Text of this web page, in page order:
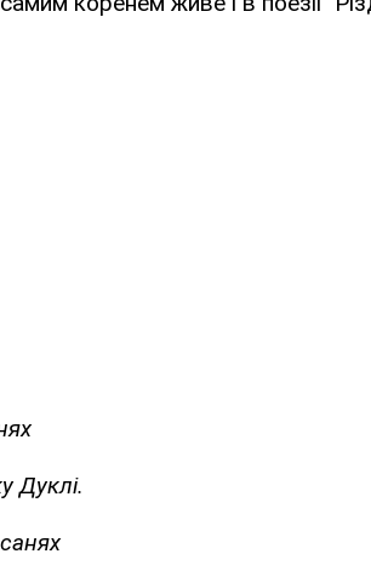
Дуклі.